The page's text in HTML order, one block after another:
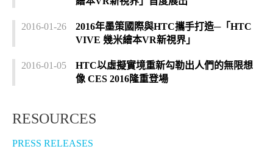
2016-01-26
2016年墨策國際與HTC攜手打造─「HTC
VIVE 幾米繪本VR新視界」
2016-01-05
HTC以虛擬實境重新勾勒出人們的無限想
像 CES 2016隆重登場
RESOURCES
PRESS RELEASES